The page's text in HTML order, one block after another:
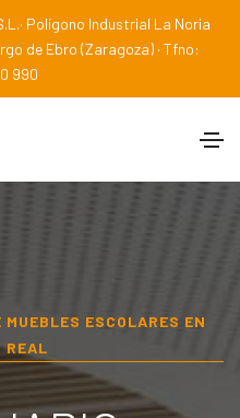
Polígono Industrial La Noria
de Ebro (Zaragoza) · Tfno:
990
ESCOLARES EN
REAL